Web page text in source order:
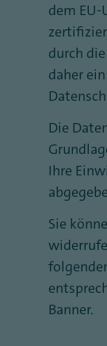
dem EU-
durch
daher
Die
Ihre
Sie
Banner.